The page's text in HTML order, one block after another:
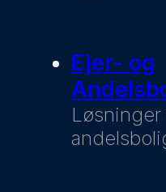
Ejer- og